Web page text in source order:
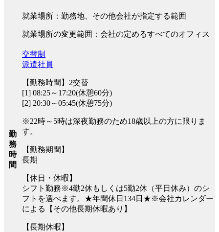
就業場所：勤務地、その他会社が指定する範囲
就業場所の変更範囲：会社の定めるすべてのオフィス
勤
務
時
間
交替制
派遣社員
【勤務時間】2交替
[1] 08:25～17:20(休憩60分)
[2] 20:30～05:45(休憩75分)
※22時～5時は深夜勤務のため18歳以上の方に限りま
す。
【勤務期間】
長期
【休日・休暇】
シフト勤務※4勤2休もしくは5勤2休（平日休み）のシ
フトを選べます。★年間休日134日★※会社カレンダー
による【その他長期休暇あり】
【長期休暇】